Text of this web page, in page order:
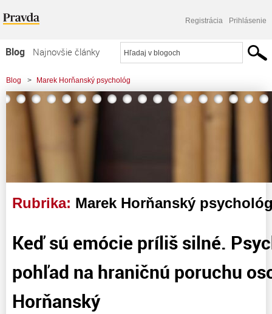
Registrácia Prihlásenie
Blog
Najnovšie články
Najčítanejšie články
Najkomentovanejšie články
Komerčné blogy
Blog > Marek Horňanský psychológ
Rubrika: Marek Horňanský
Keď sú emócie príliš silné.
pohľad na hraničnú poruchu
Horňanský